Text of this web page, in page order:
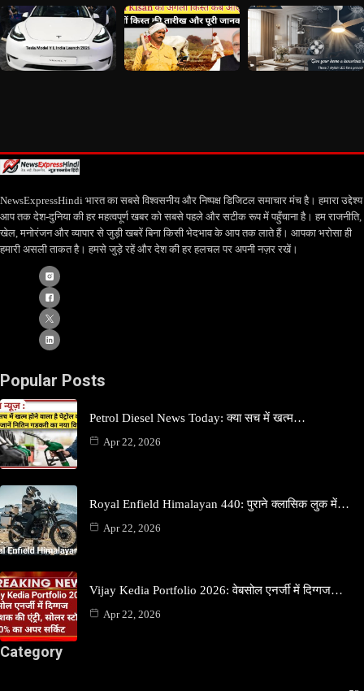
NewsExpressHindi भारत का सबसे विश्वसनीय और निष्पक्ष डिजिटल समाचार मंच है। हमारा उद्देश्य
आप तक देश-दुनिया की हर महत्वपूर्ण खबर को सबसे पहले और सटीक रूप में पहुँचाना है। हम राजनीति,
खेल, मनोरंजन और व्यापार से जुड़ी खबरें बिना किसी भेदभाव के आप तक लाते हैं। आपका भरोसा ही
हमारी असली ताकत है। हमसे जुड़े रहें और देश की हर हलचल पर अपनी नज़र रखें।
Popular Posts
Petrol Diesel News Today: क्या सच में खत्म…
Apr 22, 2026
Royal Enfield Himalayan 440: पुराने क्लासिक लुक में…
Apr 22, 2026
Vijay Kedia Portfolio 2026: वेबसोल एनर्जी में दिग्गज…
Apr 22, 2026
Category